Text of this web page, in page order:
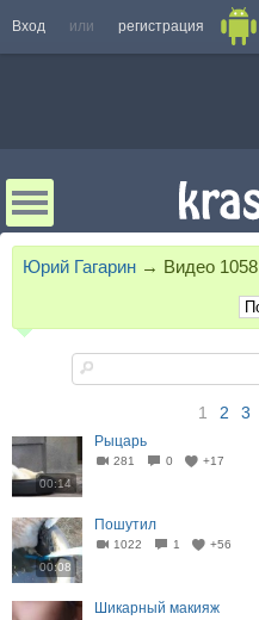
Вход или регистрация
Юрий Гагарин → Видео 1058
1 2 3
00:14
Рыцарь
281 0 +17
00:08
Пошутил
1022 1 +56
Шикарный макияж